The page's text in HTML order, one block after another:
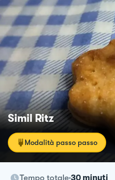
Simil Ritz
Modalità passo passo
Tempo totale 30 minuti